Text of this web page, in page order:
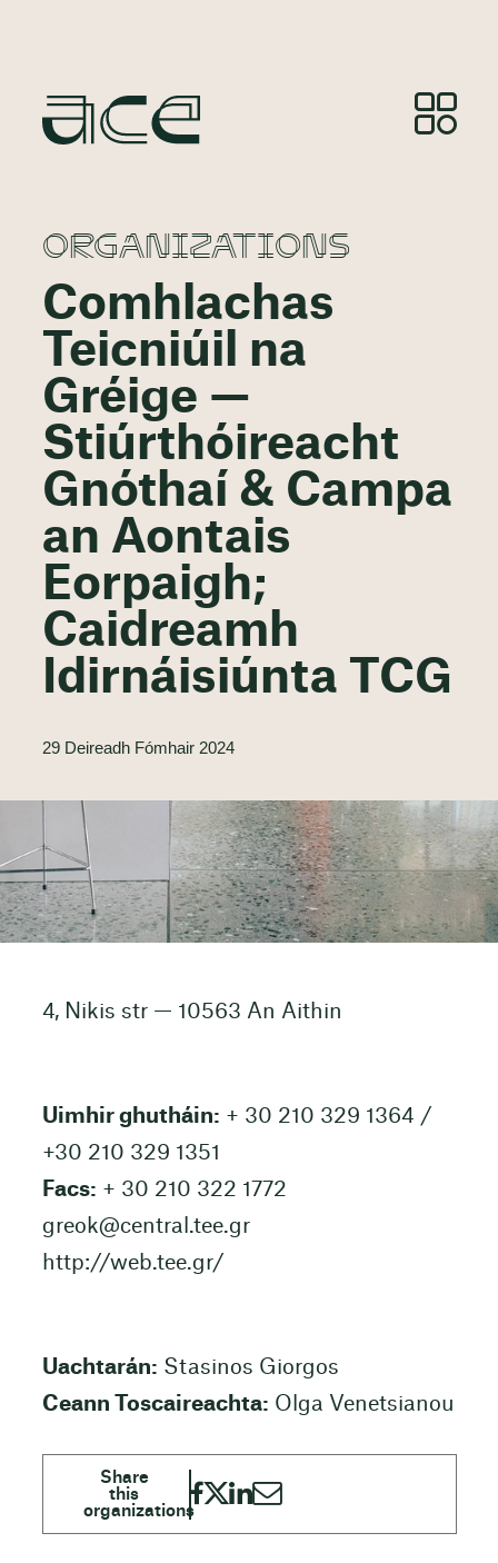
ORGANIZATIONS
Comhlachas
Teicniúil na
Gréige —
Stiúrthóireacht
Gnóthaí & Campa
an Aontais
Eorpaigh;
Caidreamh
Idirnáisiúnta TCG
29 Deireadh Fómhair 2024
4, Nikis str — 10563 An Aithin
Uimhir ghutháin: + 30 210 329 1364 /
+30 210 329 1351
Facs: + 30 210 322 1772
greok@central.tee.gr
http://web.tee.gr/
Uachtarán: Stasinos Giorgos
Ceann Toscaireachta: Olga Venetsianou